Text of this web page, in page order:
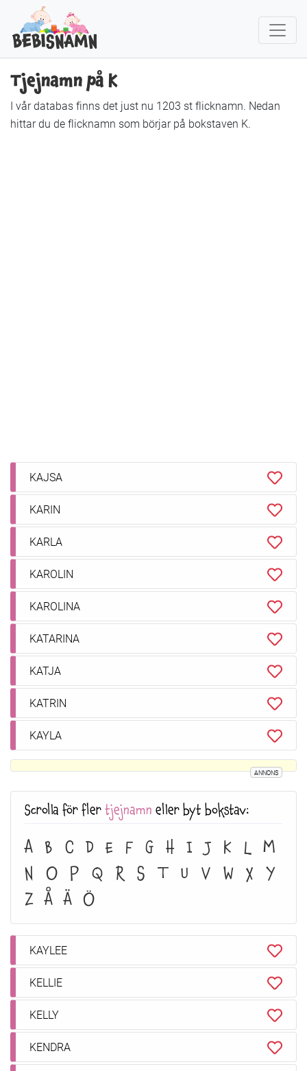
Tjejnamn på K
I vår databas finns det just nu 1203 st flicknamn. Nedan
hittar du de flicknamn som börjar på bokstaven K.
KAJSA
KARIN
KARLA
KAROLIN
KAROLINA
KATARINA
KATJA
KATRIN
KAYLA
ANNONS
Scrolla för flertjejnamneller byt bokstav:
A B C D E F G H I J K L M
N O P Q R S T U V W X Y
Z Å Ä Ö
KAYLEE
KELLIE
KELLY
KENDRA